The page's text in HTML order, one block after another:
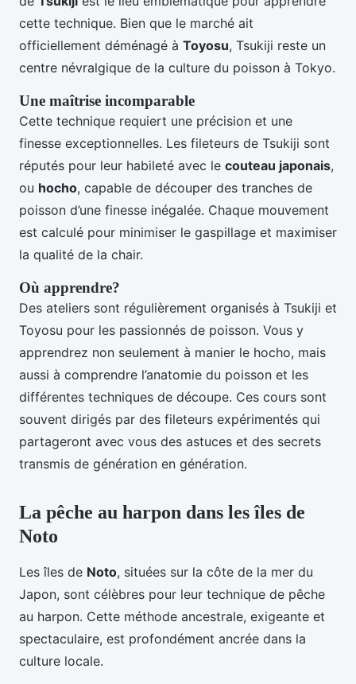
cette technique. Bien que le marché ait
officiellement déménagé à Toyosu, Tsukiji reste un
centre névralgique de la culture du poisson à Tokyo.
Une maîtrise incomparable
Cette technique requiert une précision et une
finesse exceptionnelles. Les fileteurs de Tsukiji sont
réputés pour leur habileté avec le couteau japonais,
ou hocho, capable de découper des tranches de
poisson d’une finesse inégalée. Chaque mouvement
est calculé pour minimiser le gaspillage et maximiser
la qualité de la chair.
Où apprendre?
Des ateliers sont régulièrement organisés à Tsukiji et
Toyosu pour les passionnés de poisson. Vous y
apprendrez non seulement à manier le hocho, mais
aussi à comprendre l’anatomie du poisson et les
différentes techniques de découpe. Ces cours sont
souvent dirigés par des fileteurs expérimentés qui
partageront avec vous des astuces et des secrets
transmis de génération en génération.
La pêche au harpon dans les îles de
Noto
Les îles de Noto, situées sur la côte de la mer du
Japon, sont célèbres pour leur technique de pêche
au harpon. Cette méthode ancestrale, exigeante et
spectaculaire, est profondément ancrée dans la
culture locale.